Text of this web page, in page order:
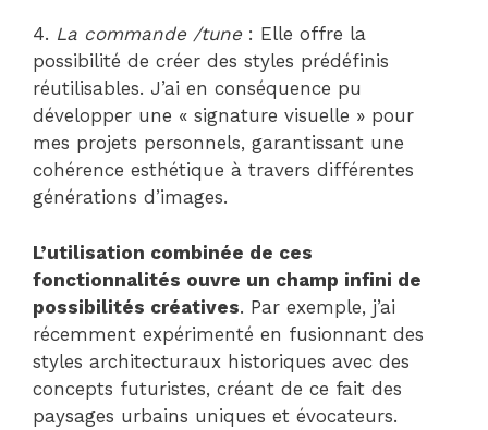
4. La commande /tune : Elle offre la
possibilité de créer des styles prédéfinis
réutilisables. J’ai en conséquence pu
développer une « signature visuelle » pour
mes projets personnels, garantissant une
cohérence esthétique à travers différentes
générations d’images.
L’utilisation combinée de ces
fonctionnalités ouvre un champ infini de
possibilités créatives. Par exemple, j’ai
récemment expérimenté en fusionnant des
styles architecturaux historiques avec des
concepts futuristes, créant de ce fait des
paysages urbains uniques et évocateurs.